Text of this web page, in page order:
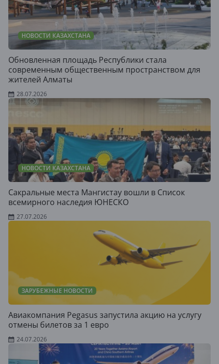
НОВОСТИ КАЗАХСТАНА
Обновленная площадь Республики стала
современным общественным пространством для
жителей Алматы
28.07.2026
НОВОСТИ КАЗАХСТАНА
Сакральные места Мангистау вошли в Список
всемирного наследия ЮНЕСКО
27.07.2026
ЗАРУБЕЖНЫЕ НОВОСТИ
Авиакомпания Pegasus запустила акцию на услугу
отмены билетов за 1 евро
24.07.2026